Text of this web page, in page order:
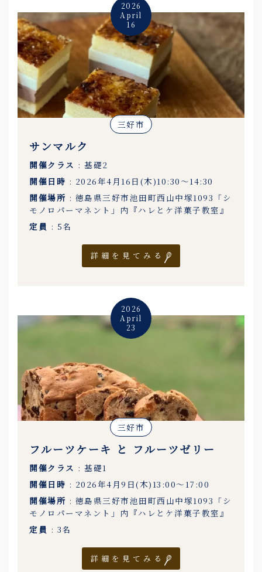
2026
April
16
三好市
サンマルク
開催クラス : 基礎2
開催日時 : 2026年4月16日(木)10:30〜14:30
開催場所 : 徳島県三好市池田町西山中塚1093「シ
モノロパーマネント」内『ハレとケ洋菓子教室』
定員 : 5名
詳細を見てみる
2026
April
23
三好市
フルーツケーキ と フルーツゼリー
開催クラス : 基礎1
開催日時 : 2026年4月9日(木)13:00〜17:00
開催場所 : 徳島県三好市池田町西山中塚1093「シ
モノロパーマネント」内『ハレとケ洋菓子教室』
定員 : 3名
詳細を見てみる